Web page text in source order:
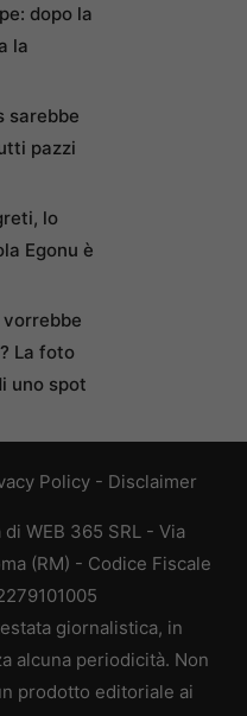
dopo la
la
sarebbe
pazzi
lo
Egonu è
La foto
uno spot
Policy - Disclaimer
WEB 365 SRL - Via
(RM) - Codice Fiscale
giornalistica, in
alcuna periodicità. Non
prodotto editoriale ai